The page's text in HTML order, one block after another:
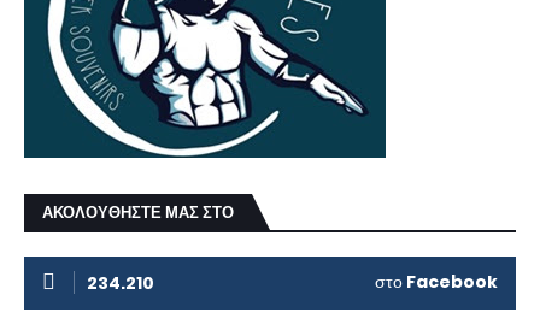
ΑΚΟΛΟΥΘΗΣΤΕ ΜΑΣ ΣΤΟ
234.210 στο Facebook